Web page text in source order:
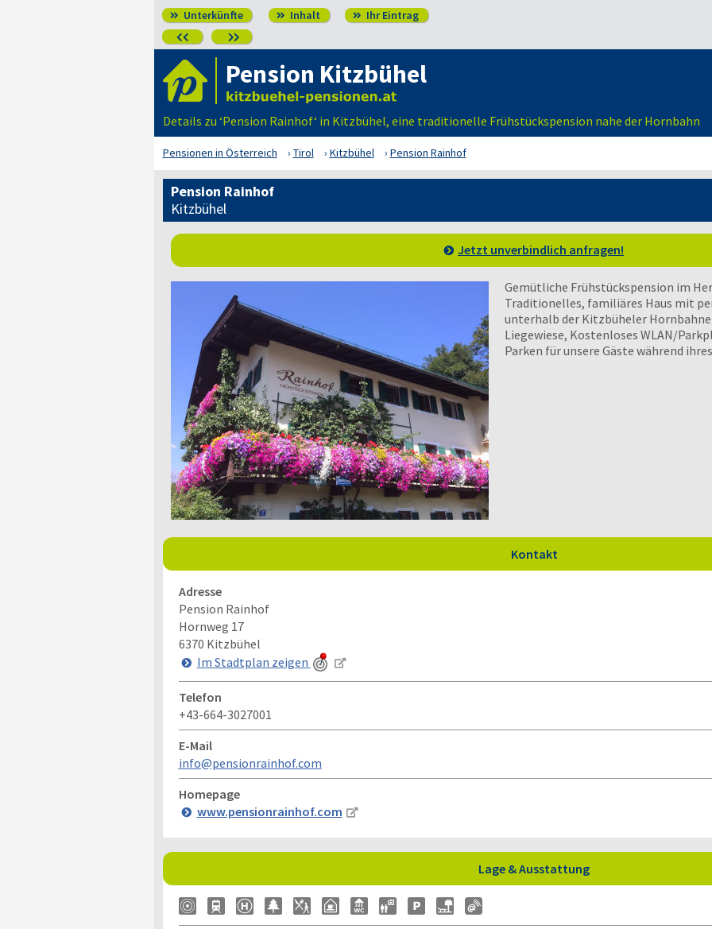
 Unterkünfte  Inhalt  Ihr Eintrag
 
Pension Kitzbühel
Details zu ‘Pension Rainhof‘ in Kitzbühel, eine traditionelle Frühstückspension nahe der Hornbahn
Pensionen in Österreich Tirol Kitzbühel Pension Rainhof
Pension Rainhof
Kitzbühel
Jetzt unverbindlich anfragen!
Gemütliche Frühstückspension im
Traditionelles, familiäres Haus mit
unterhalb der Kitzbüheler
Liegewiese, Kostenloses WLAN/
Parken für unsere Gäste während
Kontakt
Adresse
Pension Rainhof
Hornweg 17
6370 Kitzbühel
Im Stadtplan zeigen
Telefon
+43-664-3027001
E-Mail
info@pensionrainhof.com
Homepage
www.pensionrainhof.com
Lage & Ausstattung